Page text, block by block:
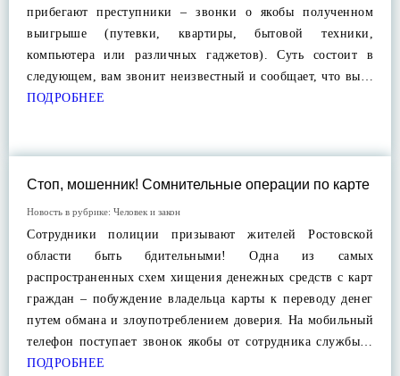
прибегают преступники – звонки о якобы полученном
выигрыше (путевки, квартиры, бытовой техники,
компьютера или различных гаджетов). Суть состоит в
следующем, вам звонит неизвестный и сообщает, что вы…
ПОДРОБНЕЕ
Стоп, мошенник! Сомнительные операции по карте
Новость в рубрике: Человек и закон
Сотрудники полиции призывают жителей Ростовской
области быть бдительными! Одна из самых
распространенных схем хищения денежных средств с карт
граждан – побуждение владельца карты к переводу денег
путем обмана и злоупотреблением доверия. На мобильный
телефон поступает звонок якобы от сотрудника службы…
ПОДРОБНЕЕ